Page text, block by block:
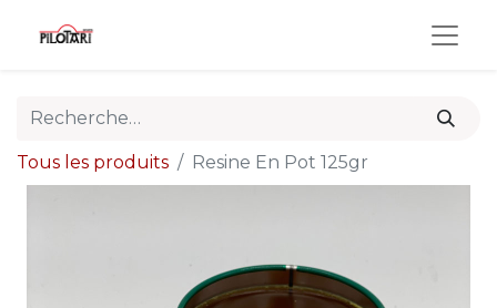
Tous les produits Resine En Pot 125gr